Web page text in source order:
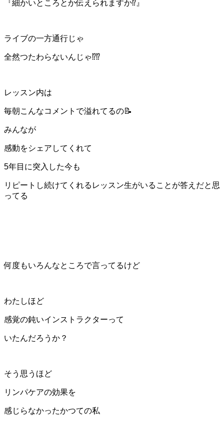
『細かいところとか伝えられますか⁉️』
ライブの一方通行じゃ
全然つたわらないんじゃ⁉️⁉️
レッスン内は
毎朝こんなコメントで溢れてるの📝
みんなが
感動をシェアしてくれて
5年目に突入した今も
リピートし続けてくれるレッスン生がいることが答えだと思
ってる
何度もいろんなところで言ってるけど
わたしほど
感覚の鈍いインストラクターって
いたんだろうか？
そう思うほど
リンパケアの効果を
感じらなかったかつての私